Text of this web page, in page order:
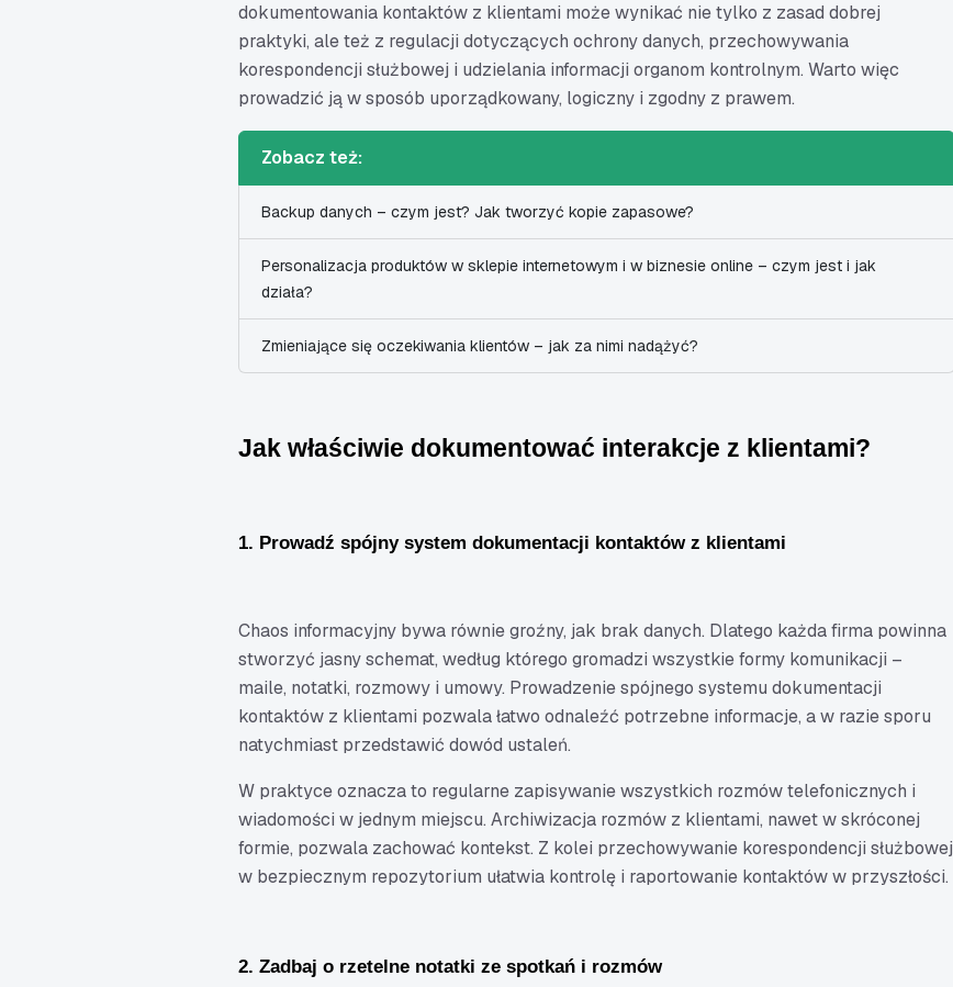
dokumentowania kontaktów z klientami może wynikać nie tylko z zasad dobrej
praktyki, ale też z regulacji dotyczących ochrony danych, przechowywania
korespondencji służbowej i udzielania informacji organom kontrolnym. Warto więc
prowadzić ją w sposób uporządkowany, logiczny i zgodny z prawem.
Zobacz też:
Backup danych – czym jest? Jak tworzyć kopie zapasowe?
Personalizacja produktów w sklepie internetowym i w biznesie online – czym jest i jak
działa?
Zmieniające się oczekiwania klientów – jak za nimi nadążyć?
Jak właściwie dokumentować interakcje z klientami?
1. Prowadź spójny system dokumentacji kontaktów z klientami
Chaos informacyjny bywa równie groźny, jak brak danych. Dlatego każda firma powinna
stworzyć jasny schemat, według którego gromadzi wszystkie formy komunikacji –
maile, notatki, rozmowy i umowy. Prowadzenie spójnego systemu dokumentacji
kontaktów z klientami pozwala łatwo odnaleźć potrzebne informacje, a w razie sporu
natychmiast przedstawić dowód ustaleń.
W praktyce oznacza to regularne zapisywanie wszystkich rozmów telefonicznych i
wiadomości w jednym miejscu. Archiwizacja rozmów z klientami, nawet w skróconej
formie, pozwala zachować kontekst. Z kolei przechowywanie korespondencji służbowej
w bezpiecznym repozytorium ułatwia kontrolę i raportowanie kontaktów w przyszłości.
2. Zadbaj o rzetelne notatki ze spotkań i rozmów